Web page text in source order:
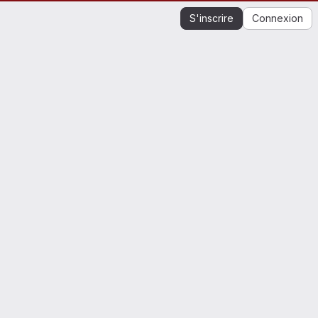
S'inscrire Connexion